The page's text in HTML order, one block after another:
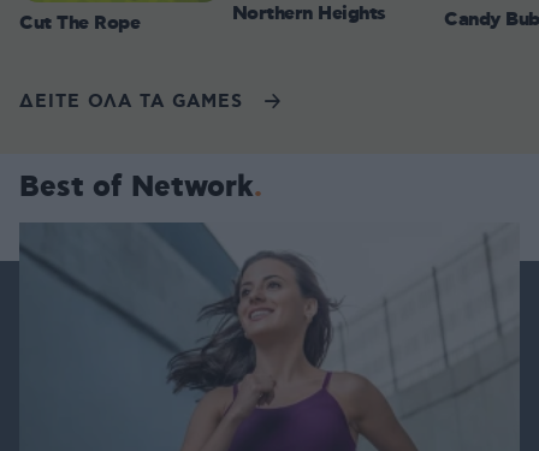
Cut The Rope Northern Heights Candy
ΔΕΙΤΕ ΟΛΑ ΤΑ GAMES
Best of Network